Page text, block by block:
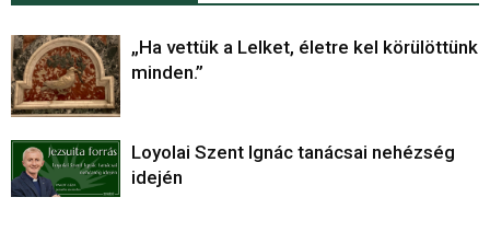
„Ha vettük a Lelket, életre kel körülöttünk
minden.”
Loyolai Szent Ignác tanácsai nehézség
idején